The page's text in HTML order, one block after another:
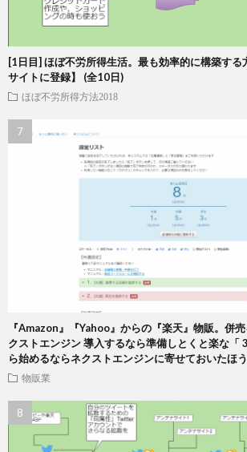
[1日目] ほぼ不労所得生活。最も効率的に構築する
サイトに登録】 (全10日)
ほぼ不労所得方法2018
『Amazon』『Yahoo』からの『楽天』物販。併
クストエンジン 導入するなら準備しとくと楽な「
ら始めるならネクストエンジンに寄せておいたほ
物販業